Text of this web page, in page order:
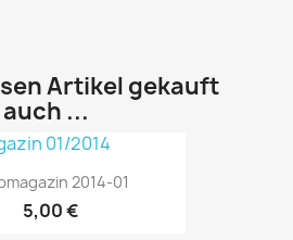
Artikel gekauft
...
2014-01
5,00 €